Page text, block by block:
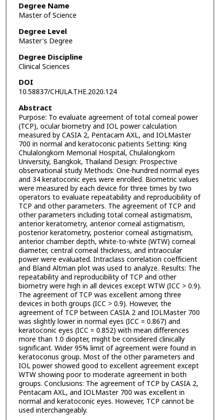
Degree Name
Master of Science
Degree Level
Master's Degree
Degree Discipline
Clinical Sciences
DOI
10.58837/CHULA.THE.2020.124
Abstract
Purpose: To evaluate agreement of total corneal power
(TCP), ocular biometry and IOL power calculation
measured by CASIA 2, Pentacam AXL, and IOLMaster
700 in normal and keratoconic patients Setting: King
Chulalongkorn Memorial Hospital, Chulalongkorn
University, Bangkok, Thailand Design: Prospective
observational study Methods: One-hundred normal eyes
and 34 keratoconic eyes were enrolled. Biometric values
were measured by each device for three times by two
operators to evaluate repeatability and reproducibility of
TCP and other parameters. The agreement of TCP and
other parameters including total corneal astigmatism,
anterior keratometry, anterior corneal astigmatism,
posterior keratometry, posterior corneal astigmatism,
anterior chamber depth, white-to-white (WTW) corneal
diameter, central corneal thickness, and intraocular
power were evaluated. Intraclass correlation coefficient
and Bland Altman plot was used to analyze. Results: The
repeatability and reproducibility of TCP and other
biometry were high in all devices except WTW (ICC > 0.9).
The agreement of TCP was excellent among three
devices in both groups (ICC > 0.9). However, the
agreement of TCP between CASIA 2 and IOLMaster 700
was slightly lower in normal eyes (ICC = 0.867) and
keratoconic eyes (ICC = 0.852) with mean differences
more than 1.0 diopter, might be considered clinically
significant. Wider 95% limit of agreement were found in
keratoconus group. Most of the other parameters and
IOL power showed good to excellent agreement except
WTW showing poor to moderate agreement in both
groups. Conclusions: The agreement of TCP by CASIA 2,
Pentacam AXL, and IOLMaster 700 was excellent in
normal and keratoconic eyes. However, TCP cannot be
used interchangeably.